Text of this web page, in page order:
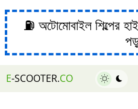
⛽ অটোমোবাইল শিল্পের
E-SCOOTER.CO